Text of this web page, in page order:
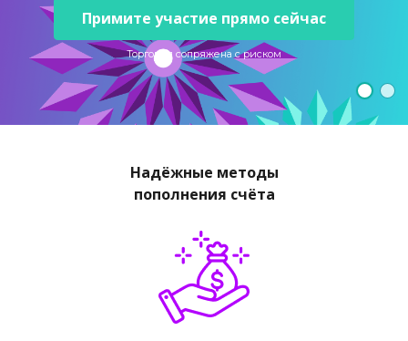
Биржевые фонды (ETF)
Открытость и безопасность
Международные награды
Юридические документы
Часто задаваемые вопросы
Связаться с нами
عربى
English
Русский
Español
Открыть реальный счет
Торговать на демо-счете
Trading is Risky.
Примите участие прямо сейчас
Торговля сопряжена с риском
Надёжные методы
пополнения счёта